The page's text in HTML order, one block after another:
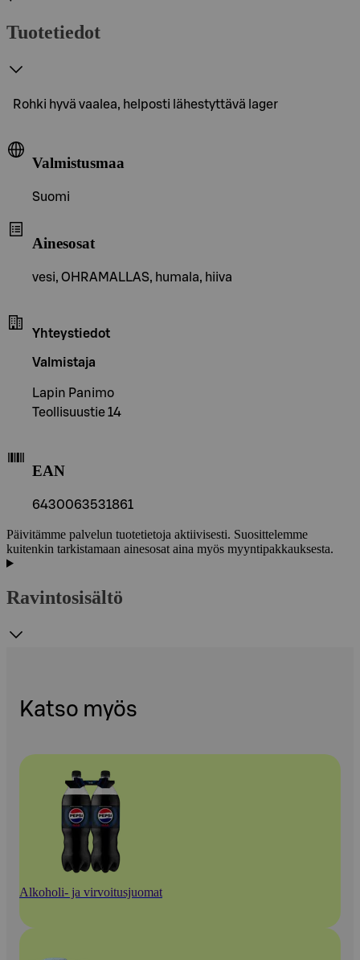
Tuotetiedot
Rohki hyvä vaalea, helposti lähestyttävä lager
Valmistusmaa
Suomi
Ainesosat
vesi, OHRAMALLAS, humala, hiiva
Yhteystiedot
Valmistaja
Lapin Panimo
Teollisuustie 14
EAN
6430063531861
Päivitämme palvelun tuotetietoja aktiivisesti. Suosittelemme
kuitenkin tarkistamaan ainesosat aina myös myyntipakkauksesta.
Ravintosisältö
Katso myös
Alkoholi- ja virvoitusjuomat